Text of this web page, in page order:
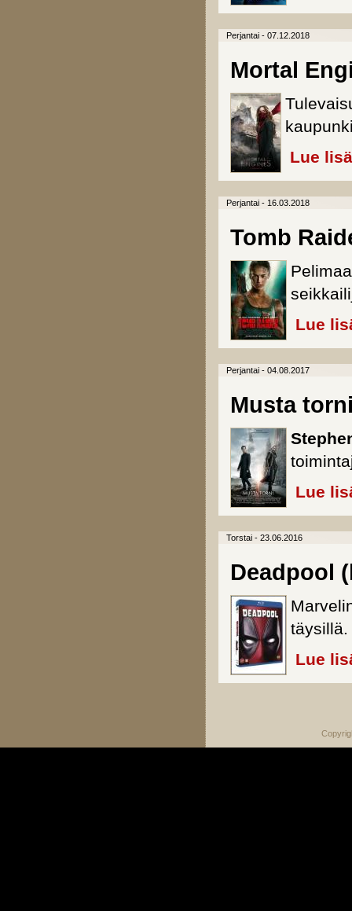
Perjantai - 07.12.2018
Mortal
Lue
Perjantai - 16.03.2018
Tomb
Lue
Perjantai - 04.08.2017
Musta
Lue
Torstai - 23.06.2016
Deadpool
täysillä.
Lue